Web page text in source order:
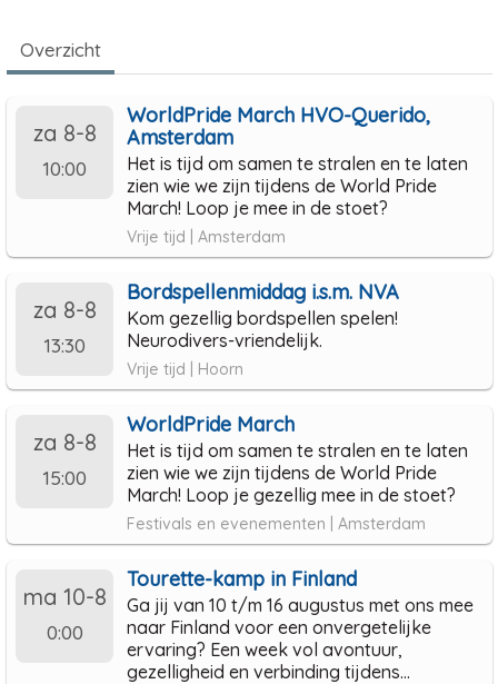
Overzicht
za 8-8
10:00
WorldPride March HVO-Querido,
Amsterdam
Het is tijd om samen te stralen en te laten
zien wie we zijn tijdens de World Pride
March! Loop je mee in de stoet?
Vrije tijd | Amsterdam
za 8-8
13:30
Bordspellenmiddag i.s.m. NVA
Kom gezellig bordspellen spelen!
Neurodivers-vriendelijk.
Vrije tijd | Hoorn
za 8-8
15:00
WorldPride March
Het is tijd om samen te stralen en te laten
zien wie we zijn tijdens de World Pride
March! Loop je gezellig mee in de stoet?
Festivals en evenementen | Amsterdam
ma 10-8
0:00
Tourette-kamp in Finland
Ga jij van 10 t/m 16 augustus met ons mee
naar Finland voor een onvergetelijke
ervaring? Een week vol avontuur,
gezelligheid en verbinding tijdens...